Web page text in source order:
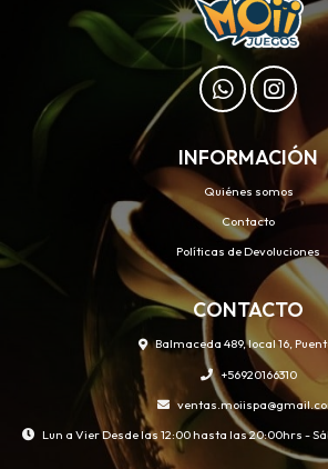
INFORMACIÓN
Quiénes somos
Contacto
Políticas de Devoluciones
CONTACTO
Balmaceda 489, local 16,
+56920166310
Lun a Vier Desde las 12:00 hasta las 20:00hrs -